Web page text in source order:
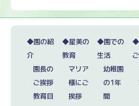
◆園の紹
介
園長の
ご挨拶
教育目
◆星美の
教育
マリア
様にご
挨拶
◆園での
生活
幼稚園
の1年
間
◆